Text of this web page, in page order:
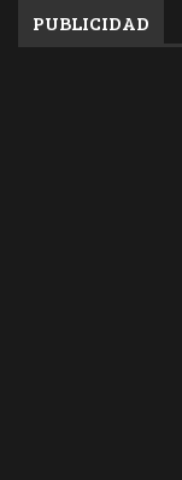
PUBLICIDAD